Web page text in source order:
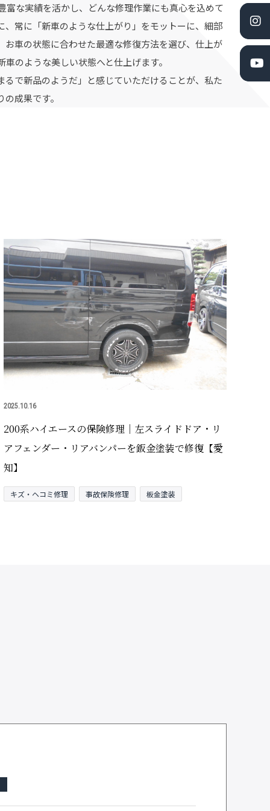
富な実績を活かし、どんな修理作業にも真心を込めて
、常に「新車のような仕上がり」をモットーに、細部
お車の状態に合わせた最適な修復方法を選び、仕上が
のような美しい状態へと仕上げます。
るで新品のようだ」と感じていただけることが、私た
成果です。
2025.10.16
200系ハイエースの保険修理｜左スライドドア・リ
アフェンダー・リアバンパーを鈑金塗装で修復【愛
知】
キズ・ヘコミ修理 事故保険修理 板金塗装